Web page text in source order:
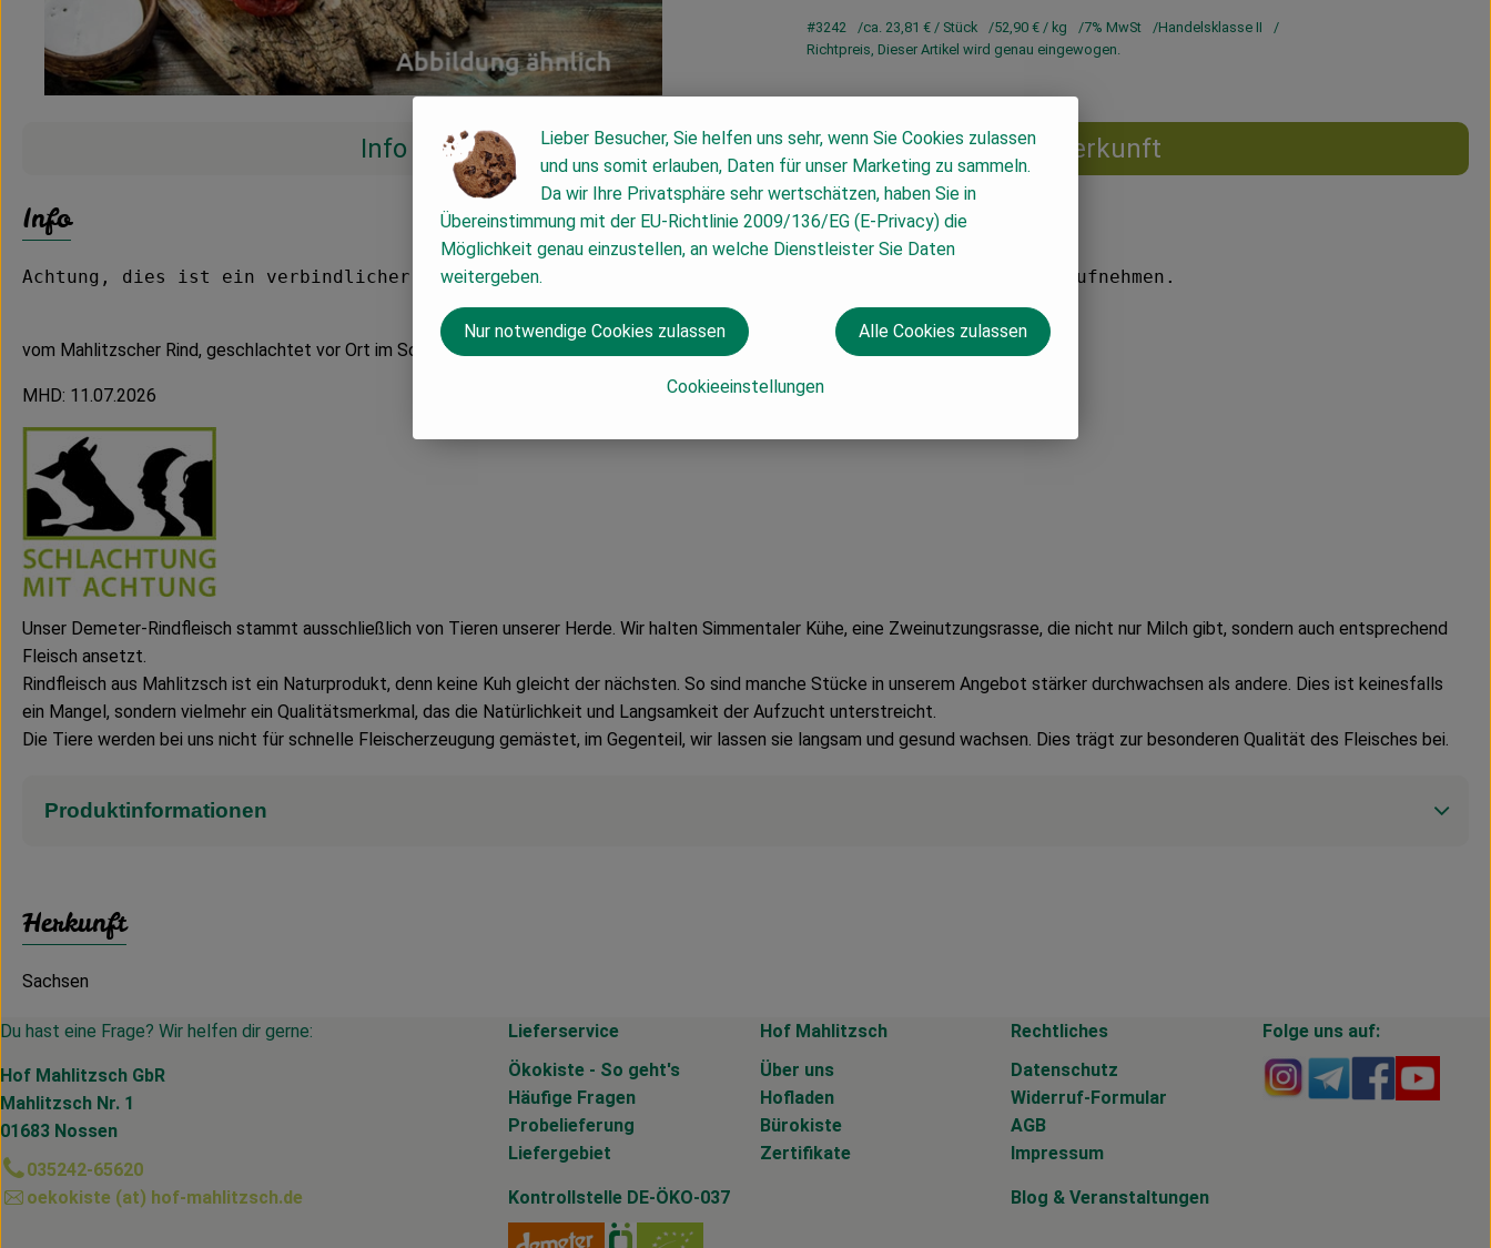
#3242 ca. 23,81 € / Stück 52,90 € / kg 7% MwSt
Handelsklasse II
Richtpreis, Dieser Artikel wird genau eingewogen.
Info Herkunft
Info
Achtung, dies ist ein verbindlicher Vorbestellartikel! Für Stornierungen bitte Kontakt zu uns aufnehmen.
vom Mahlitzscher Rind, geschlachtet vor Ort im Schlachtmobil der Initiative "Schlachtung mit Achtung"
MHD: 11.07.2026
Unser Demeter-Rindfleisch stammt ausschließlich von Tieren unserer Herde. Wir halten Simmentaler Kühe, eine Zweinutzungsrasse, die nicht nur Milch gibt, sondern auch entsprechend
Fleisch ansetzt.
Rindfleisch aus Mahlitzsch ist ein Naturprodukt, denn keine Kuh gleicht der nächsten. So sind manche Stücke in unserem Angebot stärker durchwachsen als andere. Dies ist keinesfalls
ein Mangel, sondern vielmehr ein Qualitätsmerkmal, das die Natürlichkeit und Langsamkeit der Aufzucht unterstreicht.
Die Tiere werden bei uns nicht für schnelle Fleischerzeugung gemästet, im Gegenteil, wir lassen sie langsam und gesund wachsen. Dies trägt zur besonderen Qualität des Fleisches bei.
Produktinformationen
Herkunft
Sachsen
Du hast eine Frage? Wir helfen dir gerne:
Hof Mahlitzsch GbR
Mahlitzsch Nr. 1
01683 Nossen
035242-65620
oekokiste (at) hof-mahlitzsch.de
Lieferservice
Ökokiste - So geht's
Häufige Fragen
Probelieferung
Liefergebiet
Hof Mahlitzsch
Über uns
Hofladen
Bürokiste
Zertifikate
Rechtliches
Datenschutz
Widerruf-Formular
AGB
Impressum
Folge uns auf:
Externer Link zu
Externer Link
Externer
Kontrollstelle DE-ÖKO-037 Blog & Veranstaltungen
Lieber Besucher, Sie helfen uns sehr, wenn Sie Cookies zulassen
und uns somit erlauben, Daten für unser Marketing zu sammeln.
Da wir Ihre Privatsphäre sehr wertschätzen, haben Sie in
Übereinstimmung mit der EU-Richtlinie 2009/136/EG (E-Privacy) die
Möglichkeit genau einzustellen, an welche Dienstleister Sie Daten
weitergeben.
Cookieeinstellungen
Nur notwendige Cookies zulassen Alle Cookies zulassen